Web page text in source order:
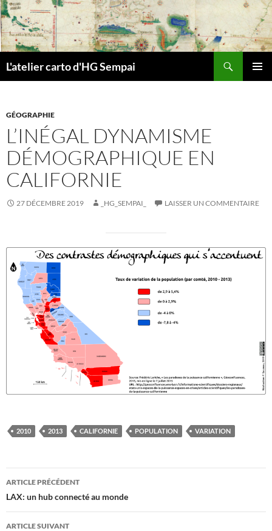
Aller
au
contenu
L'atelier carto d'HG Sempai
GÉOGRAPHIE
L’INÉGAL DYNAMISME
DÉMOGRAPHIQUE EN
CALIFORNIE
27 DÉCEMBRE 2019 _HG_SEMPAI_ LAISSER UN COMMENTAIRE
2010 2013 CALIFORNIE POPULATION VARIATION
Navigation
des
articles
ARTICLE PRÉCÉDENT
LAX: un hub connecté au monde
ARTICLE SUIVANT